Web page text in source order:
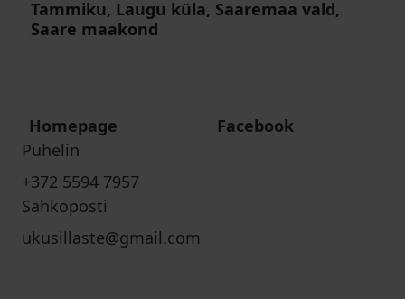
Tammiku, Laugu küla, Saaremaa vald,
Saare maakond
Homepage
Facebook
Puhelin
+372 5594 7957
Sähköposti
ukusillaste@gmail.com